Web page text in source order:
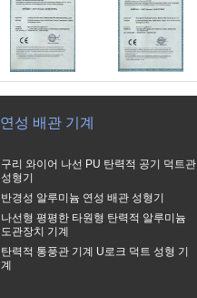
연성 배관 기계
구리 와이어 나선 PU 탄력적 공기 덕트관
성형기
반경성 알루미늄 연성 배관 성형기
나선형 평평한 타원형 탄력적 알루미늄
도관장치 기계
탄력적 통풍관 기계 U로크 덕트 성형 기
계